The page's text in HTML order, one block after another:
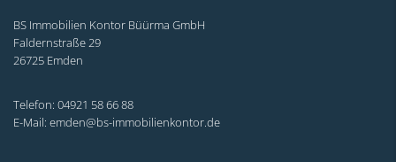
BS Immobilien Kontor Büürma GmbH
Faldernstraße 29
26725 Emden
Telefon: 04921 58 66 88
E-Mail: emden@bs-immobilienkontor.de